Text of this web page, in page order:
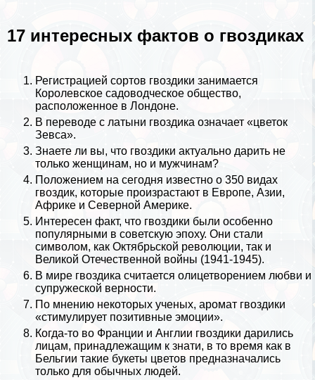
17 интересных фактов о гвоздиках
Регистрацией сортов гвоздики занимается
Королевское садоводческое общество,
расположенное в Лондоне.
В переводе с латыни гвоздика означает «цветок
Зевса».
Знаете ли вы, что гвоздики актуально дарить не
только женщинам, но и мужчинам?
Положением на сегодня известно о 350 видах
гвоздик, которые произрастают в Европе, Азии,
Африке и Северной Америке.
Интересен факт, что гвоздики были особенно
популярными в советскую эпоху. Они стали
символом, как Октябрьской революции, так и
Великой Отечественной войны (1941-1945).
В мире гвоздика считается олицетворением любви и
супружеской верности.
По мнению некоторых ученых, аромат гвоздики
«стимулирует позитивные эмоции».
Когда-то во Франции и Англии гвоздики дарились
лицам, принадлежащим к знати, в то время как в
Бельгии такие букеты цветов предназначались
только для обычных людей.